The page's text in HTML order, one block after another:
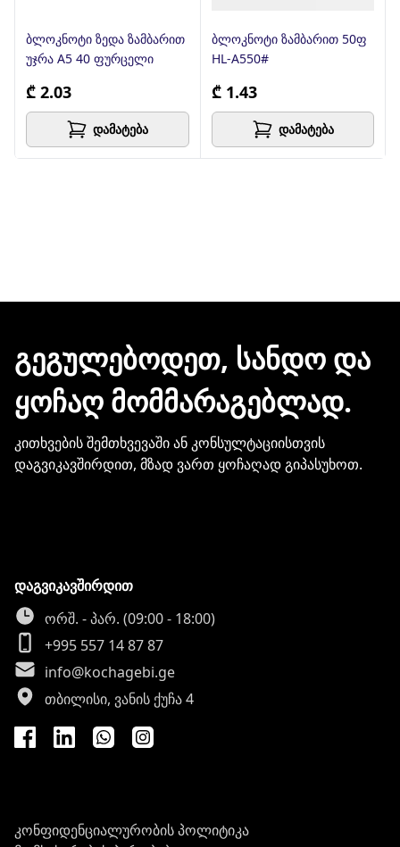
ბლოკნოტი ზედა ზამბარით
უჯრა A5 40 ფურცელი
₾ 2.03
დამატება
ბლოკნოტი ზამბარით 50ფ
HL-A550#
₾ 1.43
დამატება
ᲒᲔᲒᲣᲚᲔᲑᲝᲓᲔᲗ, ᲡᲐᲜᲓᲝ ᲓᲐ
ᲧᲝᲩᲐᲦ ᲛᲝᲛᲛᲐᲠᲐᲒᲔᲑᲚᲐᲓ.
კითხვების შემთხვევაში ან კონსულტაციისთვის
დაგვიკავშირდით, მზად ვართ ყოჩაღად გიპასუხოთ.
დაგვიკავშირდით
ორშ. - პარ. (09:00 - 18:00)
+995 557 14 87 87
info@kochagebi.ge
თბილისი, ვანის ქუჩა 4
კონფიდენციალურობის პოლიტიკა